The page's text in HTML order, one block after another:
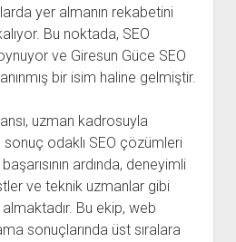
yer almanın rekabetini
Bu noktada, SEO
ve Giresun Güce SEO
bir isim haline gelmiştir.
uzman kadrosuyla
odaklı SEO çözümleri
ardında, deneyimli
ve teknik uzmanlar gibi
Bu ekip, web
sonuçlarında üst sıralara